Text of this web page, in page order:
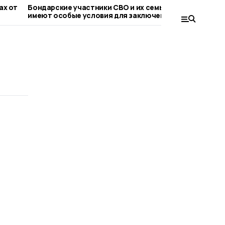
Бондарские участники СВО и их семьи
имеют особые условия для заключения
соцконтракта
обсудили